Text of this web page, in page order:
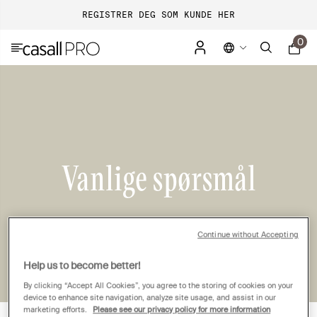
REGISTRER DEG SOM KUNDE HER
0
Vanlige spørsmål
Help us to become better!
By clicking “Accept All Cookies”, you agree to the storing of cookies on your
device to enhance site navigation, analyze site usage, and assist in our
marketing efforts.
Please see our privacy policy for more information
Continue without Accepting